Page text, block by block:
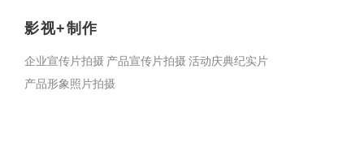
影视+制作
企业宣传片拍摄 产品宣传片拍摄活动庆典纪实片
产品形象照片拍摄